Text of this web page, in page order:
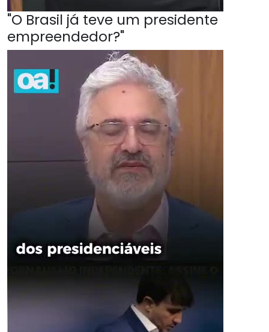
"O Brasil já teve um presidente
empreendedor?"